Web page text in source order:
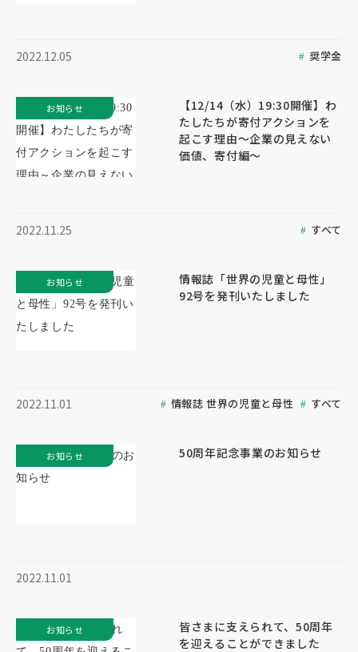
2022.12.05 奨学金
【12/14（水）19:30開催】わ
たしたちが寄付アクションを
起こす理由～企業の見えない
価値、寄付編～
2022.11.25 すべて
お知らせ
情報誌「世界の児童と母性」
92号を発刊いたしました
2022.11.01 情報誌 世界の児童と母性 すべて
お知らせ
50周年記念事業のお知らせ
2022.11.01
お知らせ
皆さまに支えられて、50周年
を迎えることができました
お知らせ